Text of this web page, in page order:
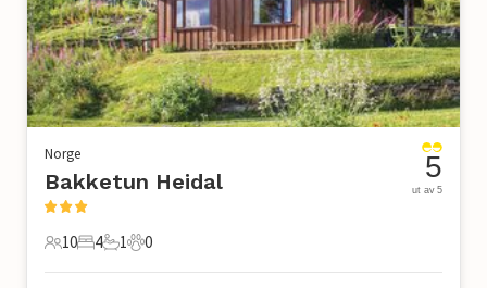
Norge
Bakketun Heidal
10 Gjester
10
4 Soverom
4
1 Bad
1
0 Kjæledyr
0
5
ut av 5